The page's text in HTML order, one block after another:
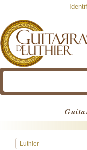
Luthier